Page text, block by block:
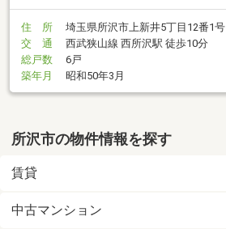
住 所
埼玉県所沢市上新井5丁目12番1号
交 通
西武狭山線 西所沢駅 徒歩10分
総戸数
6戸
築年月
昭和50年3月
所沢市の物件情報を探す
賃貸
中古マンション